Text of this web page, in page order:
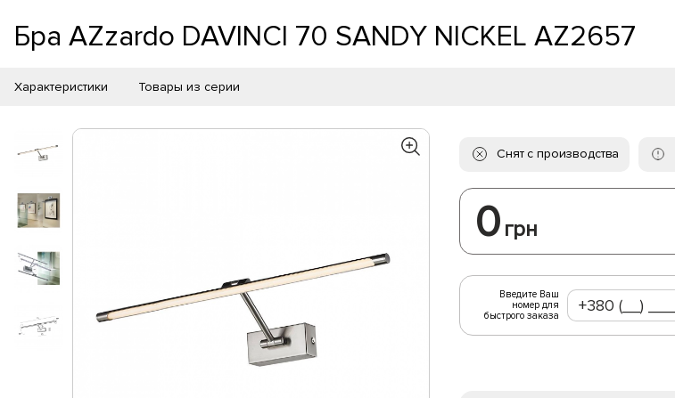
Бра AZzardo DAVINCI 70 SANDY NICKEL AZ2657
Характеристики Товары из серии
Снят с производства
0 грн
Введите Ваш
номер для
быстрого заказа